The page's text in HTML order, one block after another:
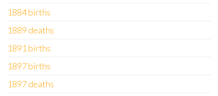
1884 births
1889 deaths
1891 births
1897 births
1897 deaths